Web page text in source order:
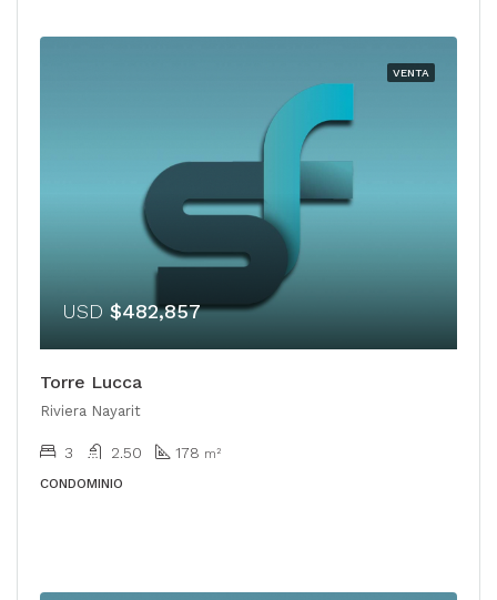
VENTA
USD $482,857
Torre Lucca
Riviera Nayarit
3 2.50 178 m²
CONDOMINIO